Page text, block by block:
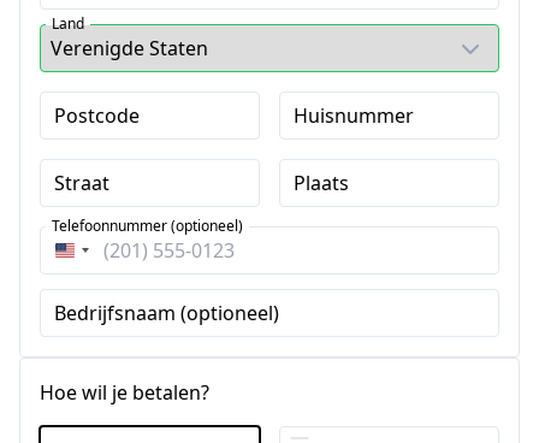
Land
Postcode Huisnummer
Straat Plaats
Verenigde
Staten
+1
Telefoonnummer (optioneel)
Bedrijfsnaam (optioneel)
Hoe wil je betalen?